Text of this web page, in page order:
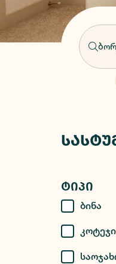
Ტიპი
Ბინა
Კოტეჯი